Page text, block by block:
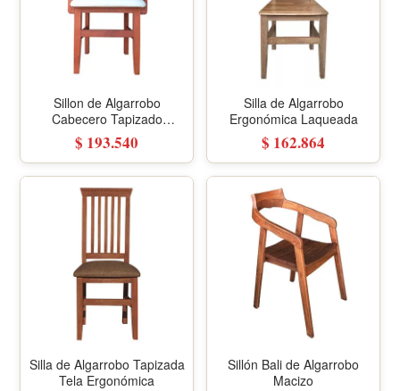
Sillon de Algarrobo
Cabecero Tapizado
Ergonómico
$ 193.540
Silla de Algarrobo
Ergonómica Laqueada
$ 162.864
Silla de Algarrobo Tapizada
Tela Ergonómica
Sillón Bali de Algarrobo
Macizo